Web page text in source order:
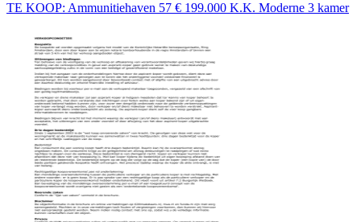
TE KOOP: Ammunitiehaven 57 € 199.000 K.K. Moderne 3 kamer